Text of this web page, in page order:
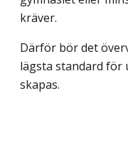
kräver.
Därför bör det
lägsta standard
skapas.